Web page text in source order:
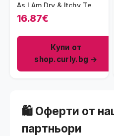
As I Am Dry & Itchy Tea
Tree Oil, 237 мл
16.87€
Купи от
shop.curly.bg →
🛍️ Оферти от
партньори